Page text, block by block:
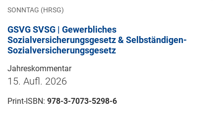
SONNTAG (HRSG)
GSVG SVSG | Gewerbliches
Sozialversicherungsgesetz & Selbständigen-
Sozialversicherungsgesetz
Jahreskommentar
15. Aufl. 2026
Print-ISBN: 978-3-7073-5298-6